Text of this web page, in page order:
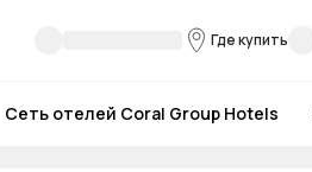
Где купить
Сеть отелей Coral Group Hotels